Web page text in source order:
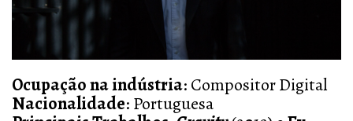
Ocupação na indústria: Compositor Digital
Nacionalidade: Portuguesa